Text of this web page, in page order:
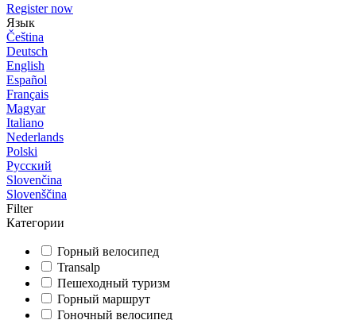
Register now
Язык
Čeština
Deutsch
English
Español
Français
Magyar
Italiano
Nederlands
Polski
Русский
Slovenčina
Slovenščina
Filter
Категории
Горный велосипед
Transalp
Пешеходный туризм
Горный маршрут
Гоночный велосипед